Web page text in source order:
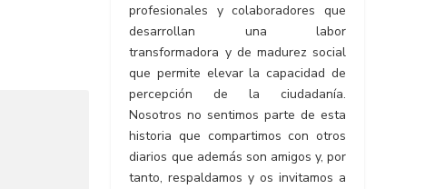
profesionales y colaboradores que
desarrollan una labor
transformadora y de madurez social
que permite elevar la capacidad de
percepción de la ciudadanía.
Nosotros no sentimos parte de esta
historia que compartimos con otros
diarios que además son amigos y, por
tanto, respaldamos y os invitamos a